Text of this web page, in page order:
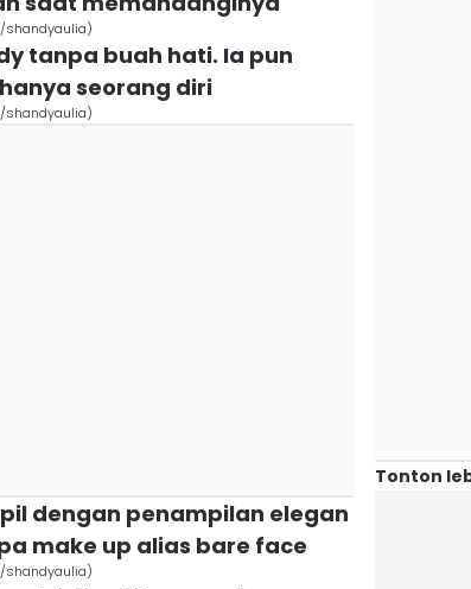
shandyaulia)
tanpa buah hati. Ia pun
seorang diri
shandyaulia)
dengan penampilan elegan
make up alias bare face
shandyaulia)
Tonton